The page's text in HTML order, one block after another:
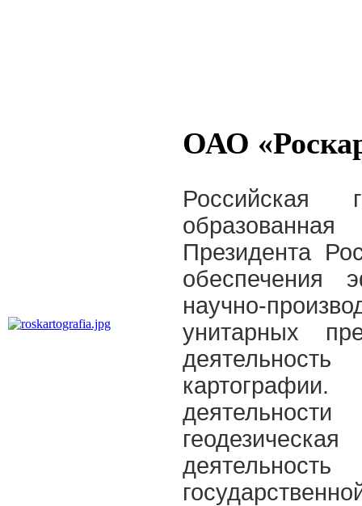
ОАО
Российская
Президента
обеспечения
научно-
унитарных
картографии.